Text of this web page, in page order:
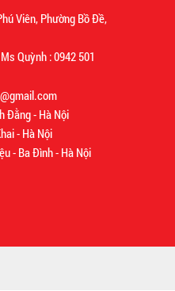
Viên, Phường Bồ Đề,
Quỳnh : 0942 501
Đằng - Hà Nội
- Hà Nội
- Ba Đình - Hà Nội